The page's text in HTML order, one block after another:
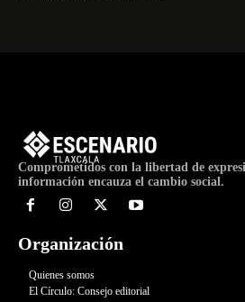
Comprometidos con la libertad de
información encauza el cambio social.
Organización
Quienes somos
El Círculo: Consejo editorial